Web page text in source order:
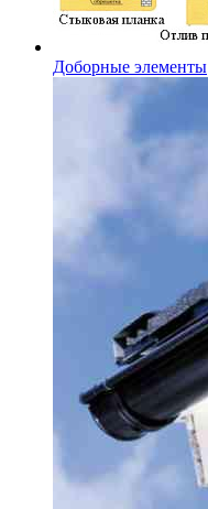
Доборные элементы